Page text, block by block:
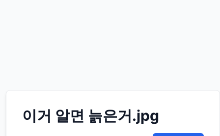
이거 알면 늙은거.jpg